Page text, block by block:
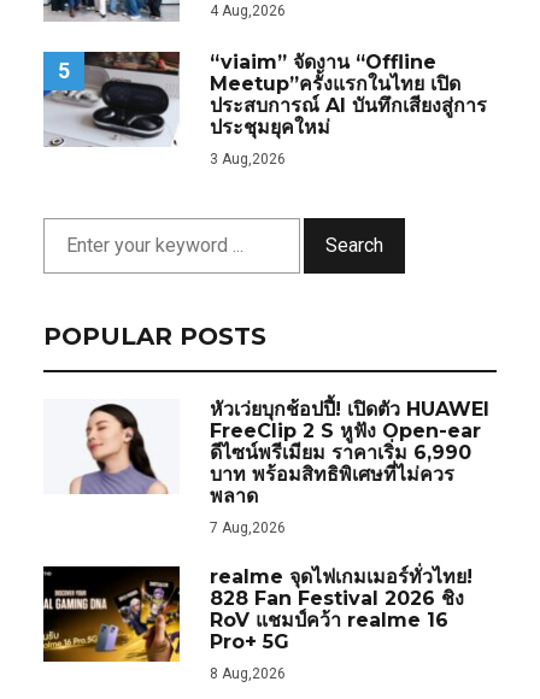
4 Aug,2026
5
“viaim” จัดงาน “Offline
Meetup”ครั้งแรกในไทย เปิด
ประสบการณ์ AI บันทึกเสียงสู่การ
ประชุมยุคใหม่
3 Aug,2026
Search
POPULAR POSTS
หัวเว่ยบุกช้อปปี้! เปิดตัว HUAWEI
FreeClip 2 S หูฟัง Open-ear
ดีไซน์พรีเมียม ราคาเริ่ม 6,990
บาท พร้อมสิทธิพิเศษที่ไม่ควร
พลาด
7 Aug,2026
realme จุดไฟเกมเมอร์ทั่วไทย!
828 Fan Festival 2026 ชิง
RoV แชมป์คว้า realme 16
Pro+ 5G
8 Aug,2026